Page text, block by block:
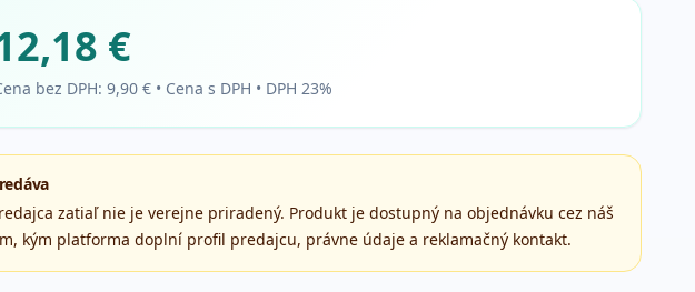
€
bez DPH: 9,90 € • Cena s DPH • DPH 23%
zatiaľ nie je verejne priradený. Produkt je dostupný na objednávku cez náš
kým platforma doplní profil predajcu, právne údaje a reklamačný kontakt.